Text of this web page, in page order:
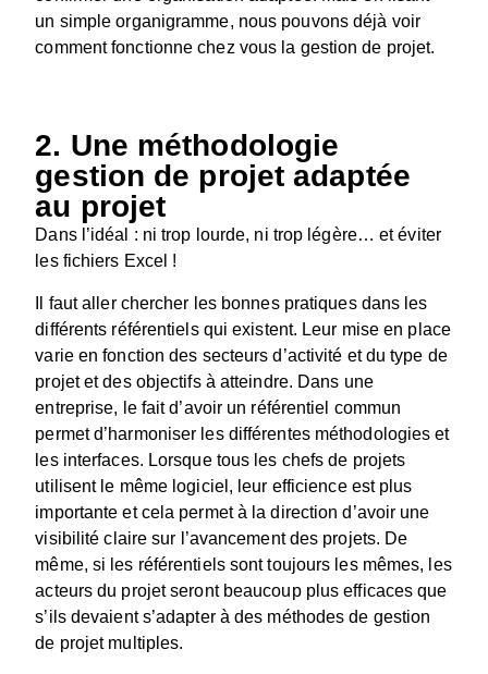
un simple organigramme, nous pouvons déjà voir
comment fonctionne chez vous la gestion de projet.
2. Une méthodologie
gestion de projet adaptée
au projet
Dans l’idéal : ni trop lourde, ni trop légère… et éviter
les fichiers Excel !
Il faut aller chercher les bonnes pratiques dans les
différents référentiels qui existent. Leur mise en place
varie en fonction des secteurs d’activité et du type de
projet et des objectifs à atteindre. Dans une
entreprise, le fait d’avoir un référentiel commun
permet d’harmoniser les différentes méthodologies et
les interfaces. Lorsque tous les chefs de projets
utilisent le même logiciel, leur efficience est plus
importante et cela permet à la direction d’avoir une
visibilité claire sur l’avancement des projets. De
même, si les référentiels sont toujours les mêmes, les
acteurs du projet seront beaucoup plus efficaces que
s’ils devaient s’adapter à des méthodes de gestion
de projet multiples.